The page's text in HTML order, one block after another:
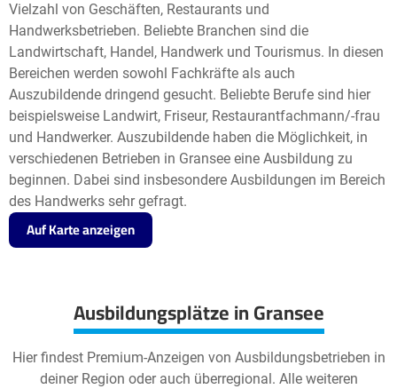
Vielzahl von Geschäften, Restaurants und
Handwerksbetrieben. Beliebte Branchen sind die
Landwirtschaft, Handel, Handwerk und Tourismus. In diesen
Bereichen werden sowohl Fachkräfte als auch
Auszubildende dringend gesucht. Beliebte Berufe sind hier
beispielsweise Landwirt, Friseur, Restaurantfachmann/-frau
und Handwerker. Auszubildende haben die Möglichkeit, in
verschiedenen Betrieben in Gransee eine Ausbildung zu
beginnen. Dabei sind insbesondere Ausbildungen im Bereich
des Handwerks sehr gefragt.
Auf Karte anzeigen
Ausbildungsplätze in Gransee
Hier findest Premium-Anzeigen von Ausbildungsbetrieben in
deiner Region oder auch überregional. Alle weiteren